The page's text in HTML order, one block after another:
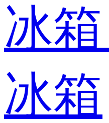
冰箱
冰箱